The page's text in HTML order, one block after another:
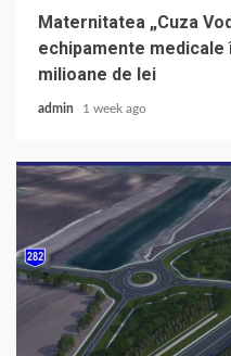
Maternitatea „Cuza
echipamente
milioane de lei
admin 1 week ago